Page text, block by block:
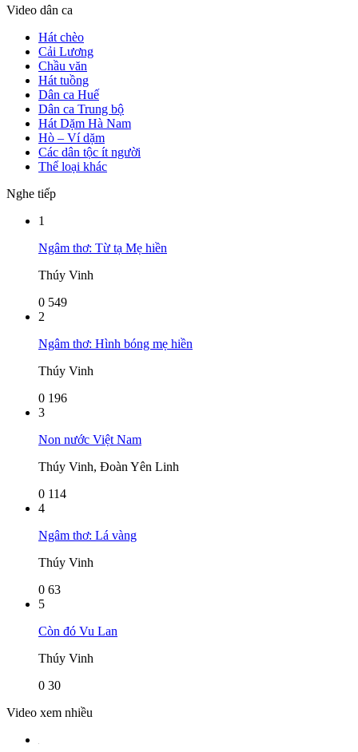
Video dân ca
Hát chèo
Cải Lương
Chầu văn
Hát tuồng
Dân ca Huế
Dân ca Trung bộ
Hát Dặm Hà Nam
Hò – Ví dặm
Các dân tộc ít người
Thể loại khác
Nghe tiếp
1
Ngâm thơ: Từ tạ Mẹ hiền
Thúy Vinh
0 549
2
Ngâm thơ: Hình bóng mẹ hiền
Thúy Vinh
0 196
3
Non nước Việt Nam
Thúy Vinh, Đoàn Yên Linh
0 114
4
Ngâm thơ: Lá vàng
Thúy Vinh
0 63
5
Còn đó Vu Lan
Thúy Vinh
0 30
Video xem nhiều